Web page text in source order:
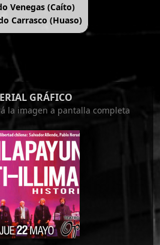
Venegas (Caíto)
Carrasco (Huaso)
GRÁFICO
la imagen a pantalla completa